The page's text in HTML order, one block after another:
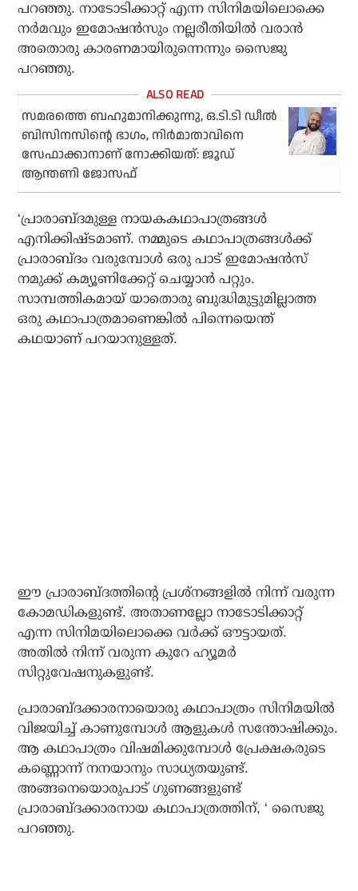
പറഞ്ഞു. നാടോടിക്കാറ്റ് എന്ന സിനിമയിലൊക്കെ
നര്‍മവും ഇമോഷന്‍സും നല്ലരീതിയില്‍ വരാന്‍
അതൊരു കാരണമായിരുന്നെന്നും സൈജു
പറഞ്ഞു.
സമരത്തെ ബഹുമാനിക്കുന്നു, ഒ.ടി.ടി ഡീല്‍
ബിസിനസിന്റെ ഭാഗം, നിര്‍മാതാവിനെ
സേഫാക്കാനാണ് നോക്കിയത്: ജൂഡ്
ആന്തണി ജോസഫ്
‘പ്രാരാബ്ദമുള്ള നായകകഥാപാത്രങ്ങള്‍
എനിക്കിഷ്ടമാണ്. നമ്മുടെ കഥാപാത്രങ്ങള്‍ക്ക്
പ്രാരാബ്ദം വരുമ്പോള്‍ ഒരു പാട് ഇമോഷന്‍സ്
നമുക്ക് കമ്യൂണിക്കേറ്റ് ചെയ്യാന്‍ പറ്റും.
സാമ്പത്തികമായ് യാതൊരു ബുദ്ധിമുട്ടുമില്ലാത്ത
ഒരു കഥാപാത്രമാണെങ്കില്‍ പിന്നെയെന്ത്
കഥയാണ് പറയാനുള്ളത്.
ഈ പ്രാരാബ്ദത്തിന്റെ പ്രശ്‌നങ്ങളില്‍ നിന്ന് വരുന്ന
കോമഡികളുണ്ട്. അതാണല്ലോ നാടോടിക്കാറ്റ്
എന്ന സിനിമയിലൊക്കെ വര്‍ക്ക് ഔട്ടായത്.
അതില്‍ നിന്ന് വരുന്ന കുറേ ഹ്യൂമര്‍
സിറ്റുവേഷനുകളുണ്ട്.
പ്രാരാബ്ദക്കാരനായൊരു കഥാപാത്രം സിനിമയില്‍
വിജയിച്ച് കാണുമ്പോള്‍ ആളുകള്‍ സന്തോഷിക്കും.
ആ കഥാപാത്രം വിഷമിക്കുമ്പോള്‍ പ്രേക്ഷകരുടെ
കണ്ണൊന്ന് നനയാനും സാധ്യതയുണ്ട്.
അങ്ങനെയൊരുപാട് ഗുണങ്ങളുണ്ട്
പ്രാരാബ്ദക്കാരനായ കഥാപാത്രത്തിന്, ‘ സൈജു
പറഞ്ഞു.